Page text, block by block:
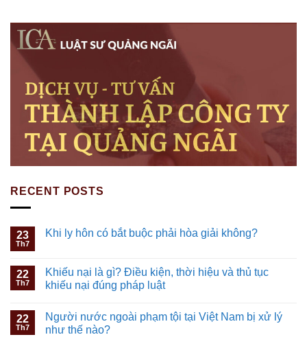
RECENT POSTS
23
Th7
Khi ly hôn có bắt buộc phải hòa giải không?
22
Th7
Khiếu nại là gì? Điều kiện, thời hiệu và thủ tục
khiếu nại đúng pháp luật
22
Th7
Người nước ngoài phạm tội tại Việt Nam bị xử lý
như thế nào?